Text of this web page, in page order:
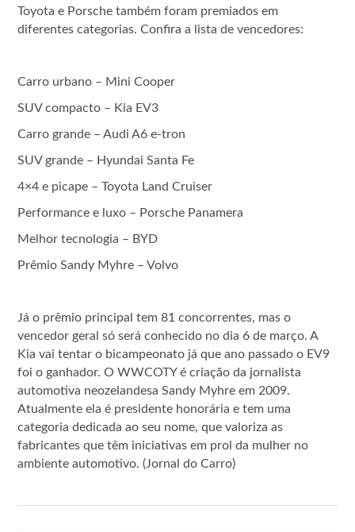
Toyota e Porsche também foram premiados em
diferentes categorias. Confira a lista de vencedores:
Carro urbano – Mini Cooper
SUV compacto – Kia EV3
Carro grande – Audi A6 e-tron
SUV grande – Hyundai Santa Fe
4×4 e picape – Toyota Land Cruiser
Performance e luxo – Porsche Panamera
Melhor tecnologia – BYD
Prêmio Sandy Myhre – Volvo
Já o prêmio principal tem 81 concorrentes, mas o
vencedor geral só será conhecido no dia 6 de março. A
Kia vai tentar o bicampeonato já que ano passado o EV9
foi o ganhador. O WWCOTY é criação da jornalista
automotiva neozelandesa Sandy Myhre em 2009.
Atualmente ela é presidente honorária e tem uma
categoria dedicada ao seu nome, que valoriza as
fabricantes que têm iniciativas em prol da mulher no
ambiente automotivo. (Jornal do Carro)